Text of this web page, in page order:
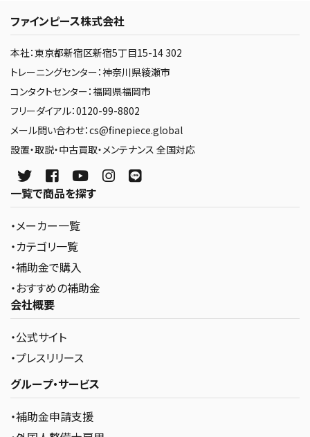
ファインピース株式会社
本社：東京都新宿区新宿5丁目15-14 302
トレーニングセンター：神奈川県綾瀬市
コンタクトセンター：福岡県福岡市
フリーダイアル：0120-99-8802
メール問い合わせ：cs@finepiece.global
設置・取説・中古買取・メンテナンス 全国対応
一覧で商品を探す
・メーカー一覧
・カテゴリ一覧
・補助金で購入
・おすすめの補助金
会社概要
・公式サイト
・プレスリリース
グループ・サービス
・補助金申請支援